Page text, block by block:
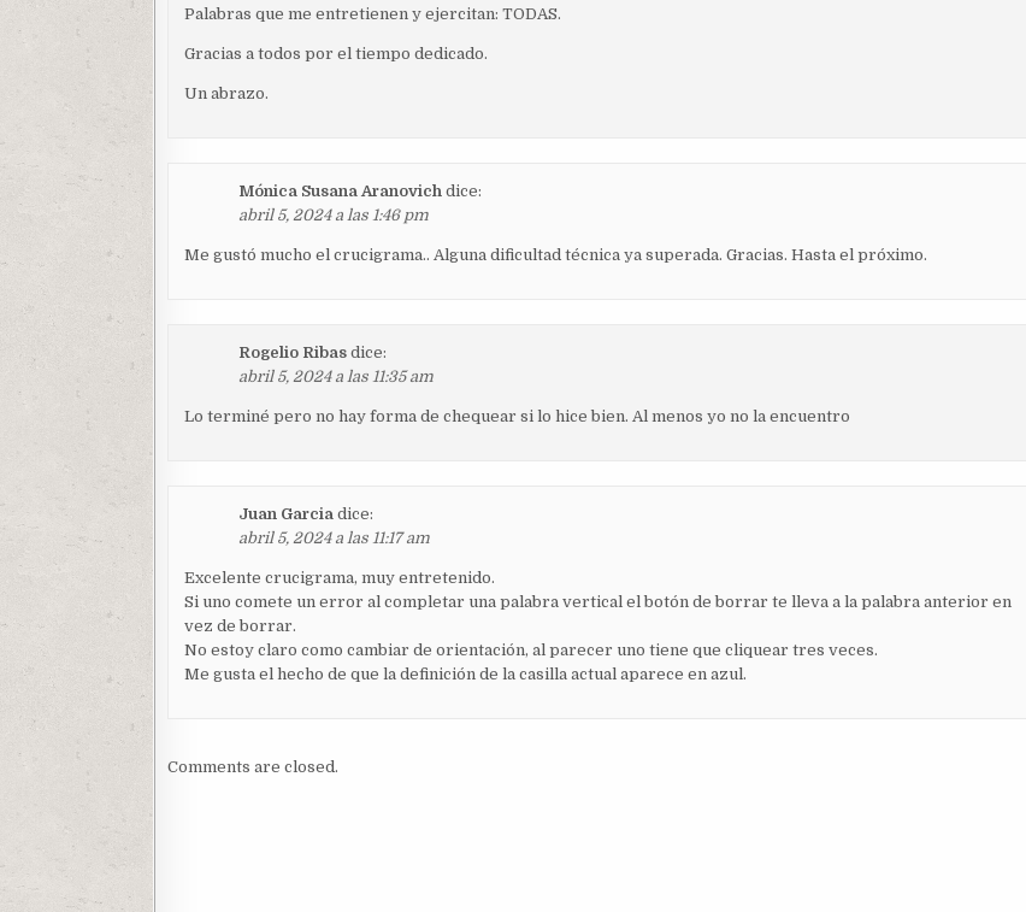
Palabras que me entretienen y ejercitan: TODAS.
Gracias a todos por el tiempo dedicado.
Un abrazo.
Mónica Susana Aranovich dice:
abril 5, 2024 a las 1:46 pm
Me gustó mucho el crucigrama.. Alguna dificultad técnica ya superada. Gracias. Hasta el próximo.
Rogelio Ribas dice:
abril 5, 2024 a las 11:35 am
Lo terminé pero no hay forma de chequear si lo hice bien. Al menos yo no la encuentro
Juan Garcia dice:
abril 5, 2024 a las 11:17 am
Excelente crucigrama, muy entretenido.
Si uno comete un error al completar una palabra vertical el botón de borrar te lleva a la palabra anterior en
vez de borrar.
No estoy claro como cambiar de orientación, al parecer uno tiene que cliquear tres veces.
Me gusta el hecho de que la definición de la casilla actual aparece en azul.
Comments are closed.